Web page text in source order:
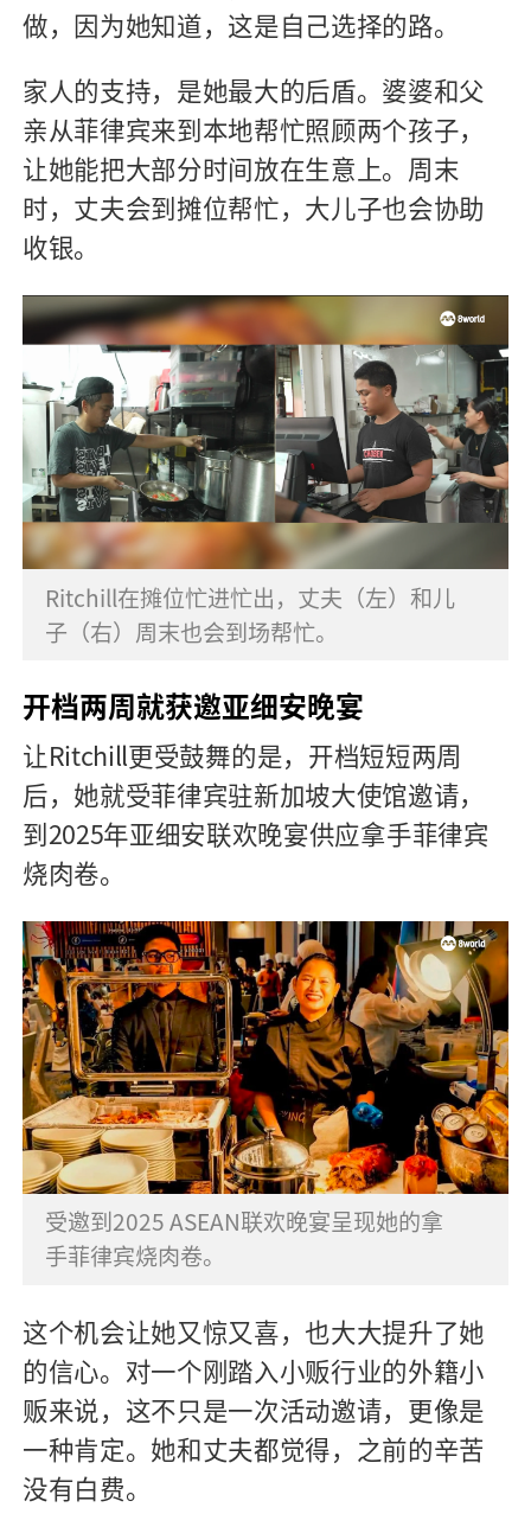
做，因为她知道，这是自己选择的路。
家人的支持，是她最大的后盾。婆婆和父
亲从菲律宾来到本地帮忙照顾两个孩子，
让她能把大部分时间放在生意上。周末
时，丈夫会到摊位帮忙，大儿子也会协助
收银。
Ritchill在摊位忙进忙出，丈夫（左）和儿
子（右）周末也会到场帮忙。
开档两周就获邀亚细安晚宴
让Ritchill更受鼓舞的是，开档短短两周
后，她就受菲律宾驻新加坡大使馆邀请，
到2025年亚细安联欢晚宴供应拿手菲律宾
烧肉卷。
受邀到2025 ASEAN联欢晚宴呈现她的拿
手菲律宾烧肉卷。
这个机会让她又惊又喜，也大大提升了她
的信心。对一个刚踏入小贩行业的外籍小
贩来说，这不只是一次活动邀请，更像是
一种肯定。她和丈夫都觉得，之前的辛苦
没有白费。